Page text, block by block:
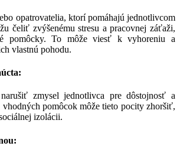
opatrovatelia, ktorí pomáhajú jednotlivcom
čeliť zvýšenému stresu a pracovnej záťaži,
pomôcky. To môže viesť k vyhoreniu a
vlastnú pohodu.
zmysel jednotlivca pre dôstojnosť a
vhodných pomôcok môže tieto pocity zhoršiť,
izolácii.